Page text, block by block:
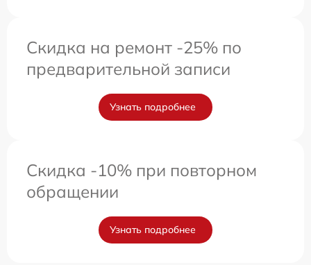
Скидка на ремонт -25% по
предварительной записи
Узнать подробнее
Скидка -10% при повторном
обращении
Узнать подробнее